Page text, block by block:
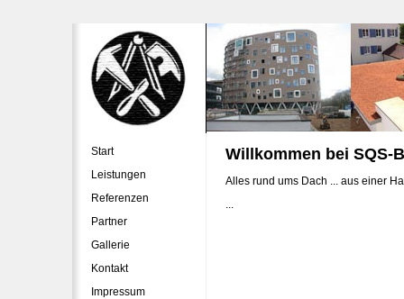
Start
Leistungen
Referenzen
Partner
Gallerie
Kontakt
Impressum
Willkommen bei SQS-
Alles rund ums Dach ... aus einer
...